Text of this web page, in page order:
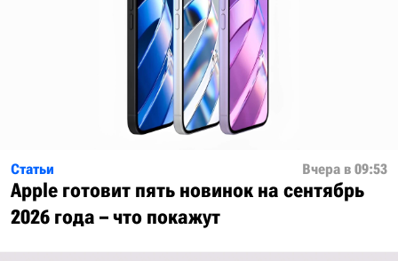
Статьи Вчера в 09:53
Apple готовит пять новинок на сентябрь
2026 года – что покажут